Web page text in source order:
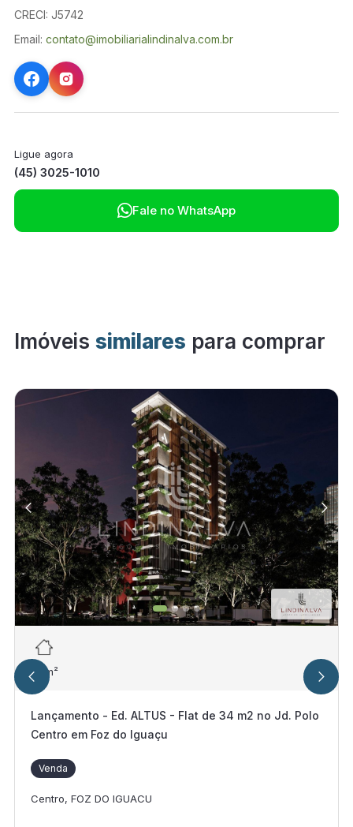
CRECI: J5742
Email: contato@imobiliarialindinalva.com.br
Ligue agora
(45) 3025-1010
Fale no WhatsApp
Imóveis similares para comprar
34 m²
Lançamento - Ed. ALTUS - Flat de 34 m2 no Jd. Polo
Centro em Foz do Iguaçu
Venda
Centro, FOZ DO IGUACU